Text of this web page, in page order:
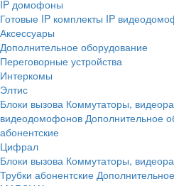
IP домофоны
Готовые IP комплекты IP
Аксессуары
Дополнительное оборудование
Переговорные устройства
Интеркомы
Элтис
Блоки вызова Коммутаторы,
видеодомофонов Дополнительное
абонентские
Цифрал
Блоки вызова Коммутаторы,
Трубки абонентские